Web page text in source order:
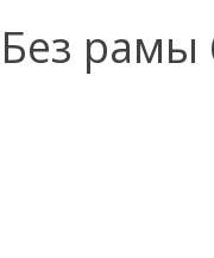
Без рамы